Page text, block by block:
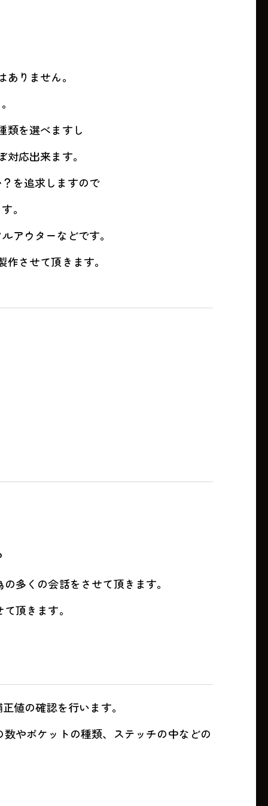
りません。
類を選べますし
応出来ます。
を追求しますので
。
アウターなどです。
させて頂きます。
多くの会話をさせて頂きます。
頂きます。
値の確認を行います。
やポケットの種類、ステッチの中などの